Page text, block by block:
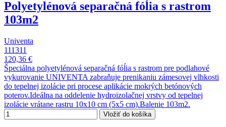
Polyetylénová separačná fóĺia s rastrom
103m2
Univenta
111311
120,36 €
Špeciálna polyetylénová separačná fóĺia s rastrom pre podlahové
vykurovanie UNIVENTA zabraňuje prenikaniu zámesovej vlhkosti
do tepelnej izolácie pri procese aplikácie mokrých betónových
poterov.Ideálna na oddelenie hydroizolačnej vrstvy od tepelnej
izolácie vrátane rastru 10x10 cm (5x5 cm).Balenie 103m2.
Vložiť do košíka